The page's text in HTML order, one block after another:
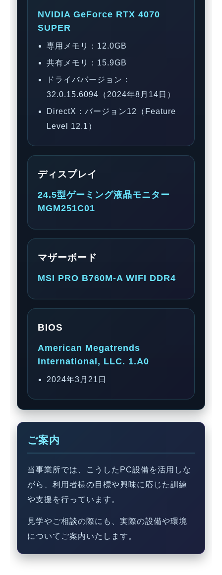
NVIDIA GeForce RTX 4070
SUPER
専用メモリ：12.0GB
共有メモリ：15.9GB
ドライババージョン：
32.0.15.6094（2024年8月14日）
DirectX：バージョン12（Feature
Level 12.1）
ディスプレイ
24.5型ゲーミング液晶モニター
MGM251C01
マザーボード
MSI PRO B760M-A WIFI DDR4
BIOS
American Megatrends
International, LLC. 1.A0
2024年3月21日
ご案内
当事業所では、こうしたPC設備を活用しな
がら、利用者様の目標や興味に応じた訓練
や支援を行っています。
見学やご相談の際にも、実際の設備や環境
についてご案内いたします。